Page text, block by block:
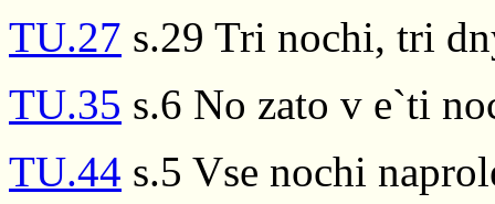
TU.27 s.29 Tri nochi, tri
TU.35 s.6 No zato v e`ti
TU.44 s.5 Vse nochi